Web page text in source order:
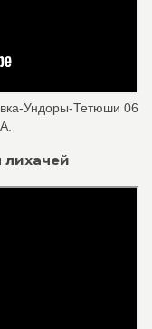
Ундоры-Тетюши 06
лихачей